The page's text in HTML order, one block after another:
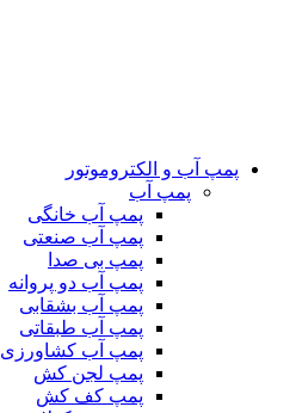
پمپ آب و الکتروموتور
پمپ آب
پمپ آب خانگی
پمپ آب صنعتی
پمپ بی صدا
پمپ آب دو پروانه
پمپ آب بشقابی
پمپ آب طبقاتی
پمپ آب کشاورزی
پمپ لجن کش
پمپ کف کش